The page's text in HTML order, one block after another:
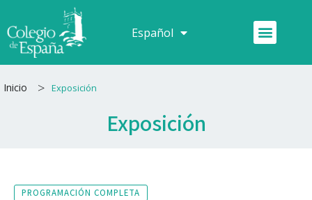
al
contenido
Español
Français Menú
Inicio > Exposición
Exposición
PROGRAMACIÓN COMPLETA